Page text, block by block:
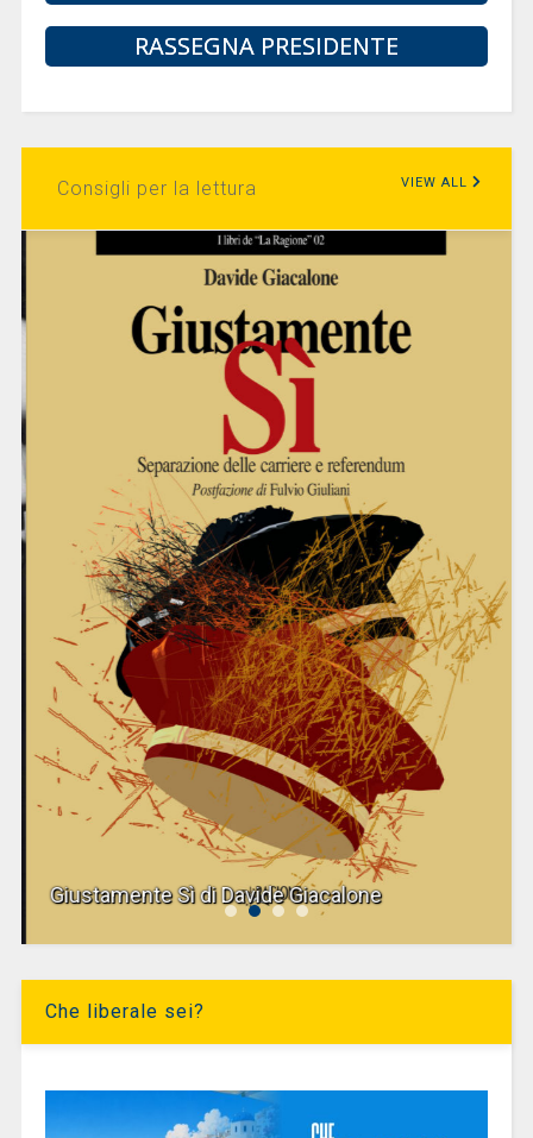
RASSEGNA PRESIDENTE
Consigli per la lettura VIEW ALL
Giustamente Sì di Davide Giacalone
Che liberale sei?